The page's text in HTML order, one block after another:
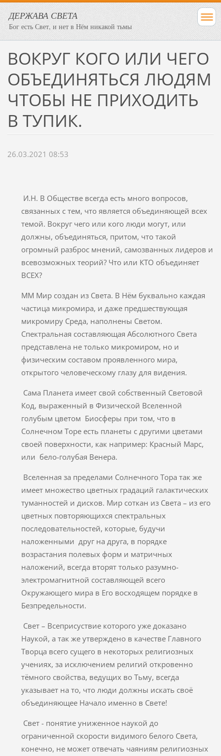
ДЕРЖАВА СВЕТА
Бог есть Свет, и нет в Нём никакой тьмы
ВОКРУГ КОГО ИЛИ ЧЕГО
ОБЪЕДИНЯТЬСЯ ЛЮДЯМ
ЧТОБЫ НЕ ПРИХОДИТЬ
В ТУПИК.
26.03.2021 08:53
И.Н. В Обществе всегда есть много вопросов,
связанных с тем, что является объединяющей всех
темой. Вокруг чего или кого люди могут, или
должны, объединяться, притом, что такой
огромный разброс мнений, самозванных лидеров и
всевозможных теорий? Что или КТО объединяет
ВСЕХ?
ММ Мир создан из Света. В Нём буквально каждая
частица микромира, и даже предшествующая
микромиру Среда, наполнены Светом.
Спектральная составляющая Абсолютного Света
представлена не только микромиром, но и
физическим составом проявленного мира,
открытого человеческому глазу для видения.
Сама Планета имеет свой собственный Световой
Код, выраженный в Физической Вселенной
голубым цветом Биосферы при том, что в
Солнечном Торе есть планеты с другими цветами
своей поверхности, как например: Красный Марс,
или бело-голубая Венера.
Вселенная за пределами Солнечного Тора так же
имеет множество цветных градаций галактических
туманностей и дисков. Мир соткан из Света – из его
цветных повторяющихся спектральных
последовательностей, которые, будучи
наложенными друг на друга, в порядке
возрастания полевых форм и матричных
наложений, всегда вторят только разумно-
электромагнитной составляющей всего
Окружающего мира в Его восходящем порядке в
Безпредельности.
Свет – Всеприсуствие которого уже доказано
Наукой, а так же утверждено в качестве Главного
Творца всего сущего в некоторых религиозных
учениях, за исключением религий откровенно
тёмного свойства, ведущих во Тьму, всегда
указывает на то, что люди должны искать своё
объединяющее Начало именно в Свете!
Свет - понятие униженное наукой до
ограниченной скорости видимого белого Света,
конечно, не может отвечать чаяниям религиозных